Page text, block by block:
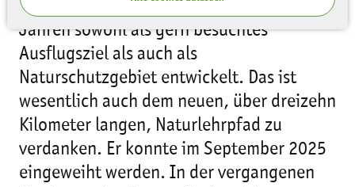
Der Bockwitzer See hat sich in den letzten
Jahren sowohl als gern besuchtes
Ausflugsziel als auch als
Naturschutzgebiet entwickelt. Das ist
wesentlich auch dem neuen, über dreizehn
Kilometer langen, Naturlehrpfad zu
verdanken. Er konnte im September 2025
eingeweiht werden. In der vergangenen